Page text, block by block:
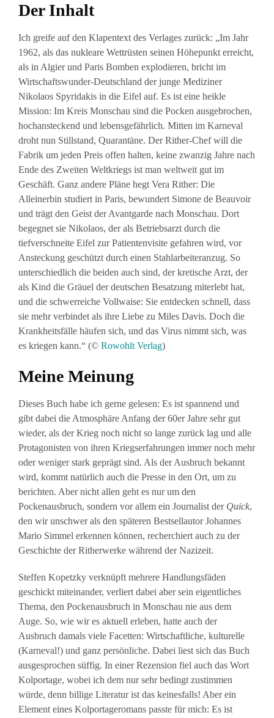
Der Inhalt
Ich greife auf den Klapentext des Verlages zurück: „Im Jahr
1962, als das nukleare Wettrüsten seinen Höhepunkt erreicht,
als in Algier und Paris Bomben explodieren, bricht im
Wirtschaftswunder-Deutschland der junge Mediziner
Nikolaos Spyridakis in die Eifel auf. Es ist eine heikle
Mission: Im Kreis Monschau sind die Pocken ausgebrochen,
hochansteckend und lebensgefährlich. Mitten im Karneval
droht nun Stillstand, Quarantäne. Der Rither-Chef will die
Fabrik um jeden Preis offen halten, keine zwanzig Jahre nach
Ende des Zweiten Weltkriegs ist man weltweit gut im
Geschäft. Ganz andere Pläne hegt Vera Rither: Die
Alleinerbin studiert in Paris, bewundert Simone de Beauvoir
und trägt den Geist der Avantgarde nach Monschau. Dort
begegnet sie Nikolaos, der als Betriebsarzt durch die
tiefverschneite Eifel zur Patientenvisite gefahren wird, vor
Ansteckung geschützt durch einen Stahlarbeiteranzug. So
unterschiedlich die beiden auch sind, der kretische Arzt, der
als Kind die Gräuel der deutschen Besatzung miterlebt hat,
und die schwerreiche Vollwaise: Sie entdecken schnell, dass
sie mehr verbindet als ihre Liebe zu Miles Davis. Doch die
Krankheitsfälle häufen sich, und das Virus nimmt sich, was
es kriegen kann.“ (© Rowohlt Verlag)
Meine Meinung
Dieses Buch habe ich gerne gelesen: Es ist spannend und
gibt dabei die Atmosphäre Anfang der 60er Jahre sehr gut
wieder, als der Krieg noch nicht so lange zurück lag und alle
Protagonisten von ihren Kriegserfahrungen immer noch mehr
oder weniger stark geprägt sind. Als der Ausbruch bekannt
wird, kommt natürlich auch die Presse in den Ort, um zu
berichten. Aber nicht allen geht es nur um den
Pockenausbruch, sondern vor allem ein Journalist der Quick,
den wir unschwer als den späteren Bestsellautor Johannes
Mario Simmel erkennen können, recherchiert auch zu der
Geschichte der Ritherwerke während der Nazizeit.
Steffen Kopetzky verknüpft mehrere Handlungsfäden
geschickt miteinander, verliert dabei aber sein eigentliches
Thema, den Pockenausbruch in Monschau nie aus dem
Auge. So, wie wir es aktuell erleben, hatte auch der
Ausbruch damals viele Facetten: Wirtschaftliche, kulturelle
(Karneval!) und ganz persönliche. Dabei liest sich das Buch
ausgesprochen süffig. In einer Rezension fiel auch das Wort
Kolportage, wobei ich dem nur sehr bedingt zustimmen
würde, denn billige Literatur ist das keinesfalls! Aber ein
Element eines Kolportageromans passte für mich: Es ist